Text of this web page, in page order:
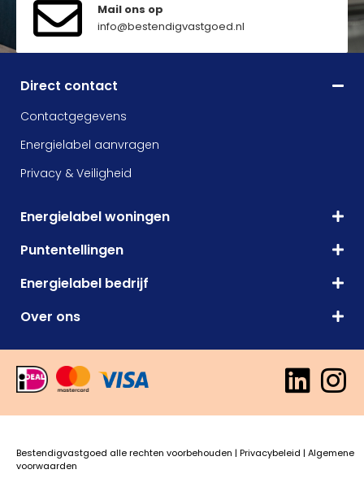
Mail ons op
info@bestendigvastgoed.nl
Direct contact
Contactgegevens
Energielabel aanvragen
Privacy & Veiligheid
Energielabel woningen
Puntentellingen
Energielabel bedrijf
Over ons
Bestendigvastgoed alle rechten voorbehouden | Privacybeleid | Algemene
voorwaarden